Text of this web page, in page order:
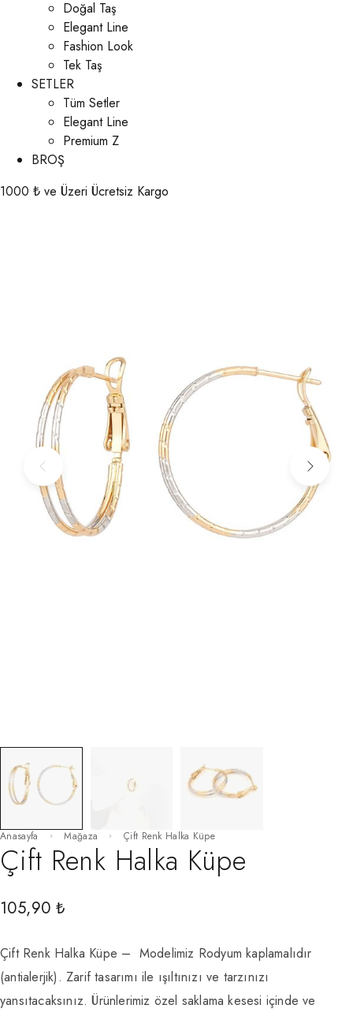
Doğal Taş
Elegant Line
Fashion Look
Tek Taş
SETLER
Tüm Setler
Elegant Line
Premium Z
BROŞ
1000 ₺ ve Üzeri Ücretsiz Kargo
Anasayfa Mağaza Çift Renk Halka Küpe
Çift Renk Halka Küpe
105,90 ₺
Çift Renk Halka Küpe – Modelimiz Rodyum kaplamalıdır
(antialerjik). Zarif tasarımı ile ışıltınızı ve tarzınızı
yansıtacaksınız. Ürünlerimiz özel saklama kesesi içinde ve